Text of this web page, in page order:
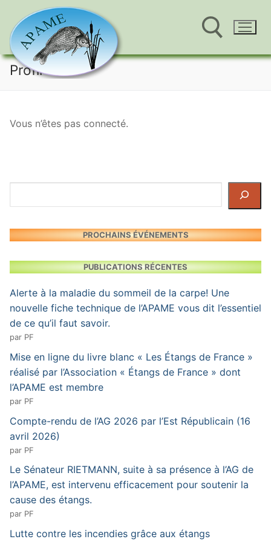
Aller
Profil
Vous n’êtes pas connecté.
PROCHAINS ÉVÉNEMENTS
PUBLICATIONS RÉCENTES
Alerte à la maladie du sommeil de la carpe! Une
nouvelle fiche technique de l’APAME vous dit l’essentiel
de ce qu’il faut savoir.
par PF
Mise en ligne du livre blanc « Les Étangs de France »
réalisé par l’Association « Étangs de France » dont
l’APAME est membre
par PF
Compte-rendu de l’AG 2026 par l’Est Républicain (16
avril 2026)
par PF
Le Sénateur RIETMANN, suite à sa présence à l’AG de
l’APAME, est intervenu efficacement pour soutenir la
cause des étangs.
par PF
Lutte contre les incendies grâce aux étangs